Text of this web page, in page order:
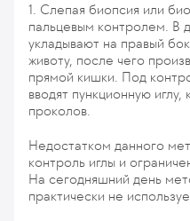
1. Слепая биопсия или
пальцевым контролем. В
укладывают на правый
животу, после чего
прямой кишки. Под
вводят пункционную
проколов.
Недостатком данного
контроль иглы и
На сегодняшний день
практически не